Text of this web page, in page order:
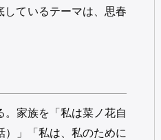
しているテーマは、思春
家族を「私は菜ノ花自
」「私は、私のために